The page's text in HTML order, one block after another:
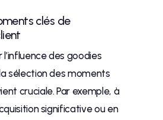
clés de
l’influence des goodies
sélection des moments
cruciale. Par exemple, à
significative ou en